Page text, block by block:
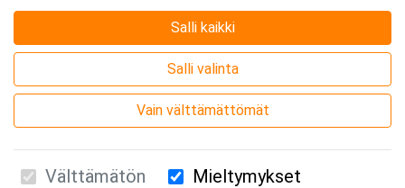
Webinaari
Salli kaikki
Salli valinta
Vain välttämättömät
Välttämätön Mieltymykset